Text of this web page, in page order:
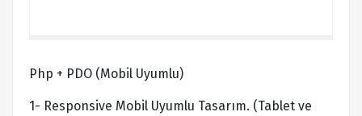
Php + PDO (Mobil Uyumlu)
1- Responsive Mobil Uyumlu Tasarım. (Tablet ve